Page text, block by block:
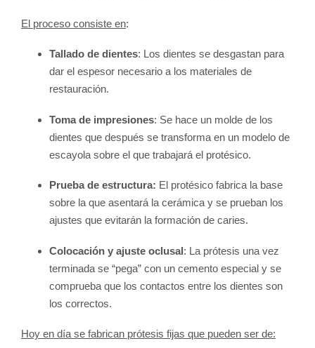
El proceso consiste en:
Tallado de dientes: Los dientes se desgastan para
dar el espesor necesario a los materiales de
restauración.
Toma de impresiones: Se hace un molde de los
dientes que después se transforma en un modelo de
escayola sobre el que trabajará el protésico.
Prueba de estructura: El protésico fabrica la base
sobre la que asentará la cerámica y se prueban los
ajustes que evitarán la formación de caries.
Colocación y ajuste oclusal: La prótesis una vez
terminada se “pega” con un cemento especial y se
comprueba que los contactos entre los dientes son
los correctos.
Hoy en día se fabrican prótesis fijas que pueden ser de: